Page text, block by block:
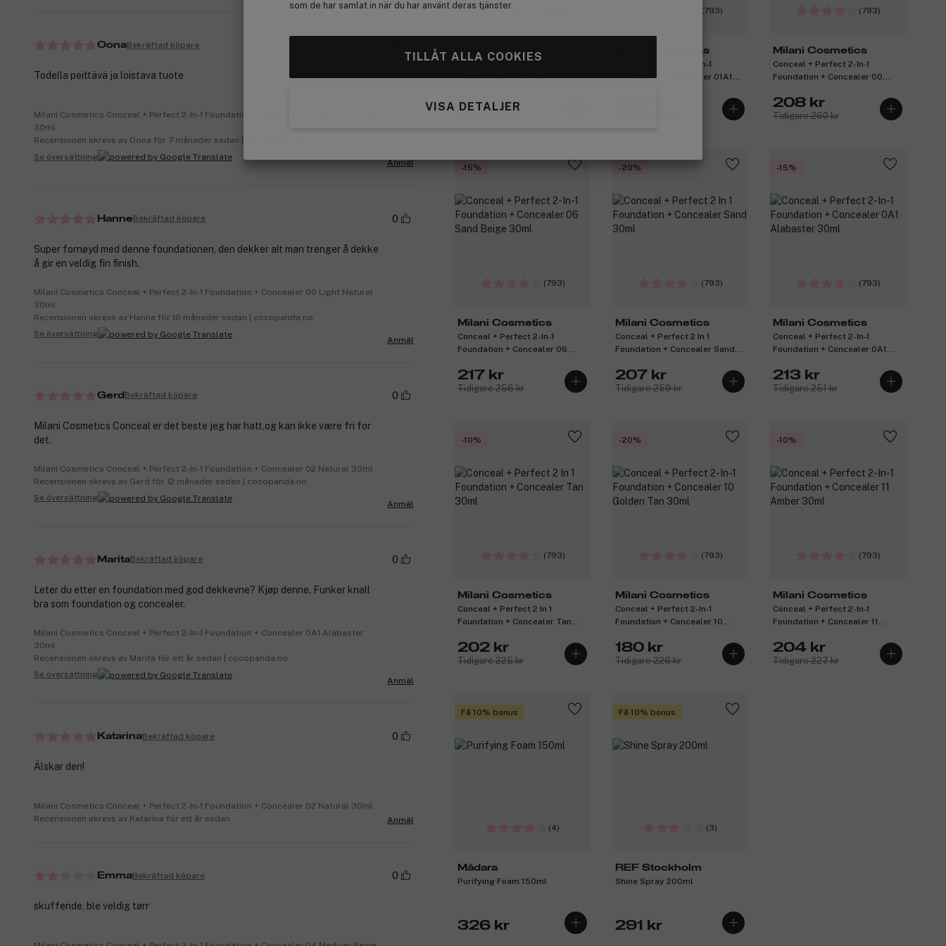
som de har samlat in när du har använt deras tjänster.
TILLÅT ALLA COOKIES
VISA DETALJER
Milani Cosmetics
Conceal + Perfect 2-In-1
Foundation + Concealer 00B
220 kr
(793)
Milani Cosmetics
Conceal + Perfect 2-In-1
Foundation + Concealer 01A1
(793)
Milani Cosmetics
Conceal + Perfect 2-In-1
Foundation + Concealer 00
208 kr
Tidigare 260 kr
-15%
(793)
Milani Cosmetics
Conceal + Perfect 2-In-1
Foundation + Concealer 06
217 kr
Tidigare 256 kr
-20%
(793)
Milani Cosmetics
Conceal + Perfect 2 In 1
Foundation + Concealer Sand
207 kr
Tidigare 259 kr
-15%
(793)
Milani Cosmetics
Conceal + Perfect 2-In-1
Foundation + Concealer 0A1
213 kr
Tidigare 251 kr
-10%
(793)
Milani Cosmetics
Conceal + Perfect 2 In 1
Foundation + Concealer Tan
202 kr
Tidigare 225 kr
-20%
(793)
Milani Cosmetics
Conceal + Perfect 2-In-1
Foundation + Concealer 10
180 kr
Tidigare 226 kr
-10%
(793)
Milani Cosmetics
Conceal + Perfect 2-In-1
Foundation + Concealer 11
204 kr
Tidigare 227 kr
Få 10% bonus
(4)
Mádara
Purifying Foam 150ml
326 kr
Få 10% bonus
(3)
REF Stockholm
Shine Spray 200ml
291 kr
OonaBekräftad köpare
Todella peittävä ja loistava tuote
Milani Cosmetics Conceal + Perfect 2-In-1 Foundation + Concealer 01 Creamy Vanilla
30ml
Recensionen skrevs av Oona för 7 månader sedan | cocopanda.fi
Se översättning
Anmäl
HanneBekräftad köpare 0
Super fornøyd med denne foundationen, den dekker alt man trenger å dekke
å gir en veldig fin finish.
Milani Cosmetics Conceal + Perfect 2-In-1 Foundation + Concealer 00 Light Natural
30ml
Recensionen skrevs av Hanne för 10 månader sedan | cocopanda.no
Se översättning
Anmäl
Gerd Bekräftad köpare 0
Milani Cosmetics Conceal er det beste jeg har hatt,og kan ikke være fri for
det.
Milani Cosmetics Conceal + Perfect 2-In-1 Foundation + Concealer 02 Natural 30ml
Recensionen skrevs av Gerd för 12 månader sedan | cocopanda.no
Se översättning
Anmäl
MaritaBekräftad köpare 0
Leter du etter en foundation med god dekkevne? Kjøp denne. Funker knall
bra som foundation og concealer.
Milani Cosmetics Conceal + Perfect 2-In-1 Foundation + Concealer 0A1 Alabaster
30ml
Recensionen skrevs av Marita för ett år sedan | cocopanda.no
Se översättning
Anmäl
KatarinaBekräftad köpare 0
Älskar den!
Milani Cosmetics Conceal + Perfect 2-In-1 Foundation + Concealer 02 Natural 30ml
Recensionen skrevs av Katarina för ett år sedan
Anmäl
EmmaBekräftad köpare 0
skuffende, ble veldig tørr